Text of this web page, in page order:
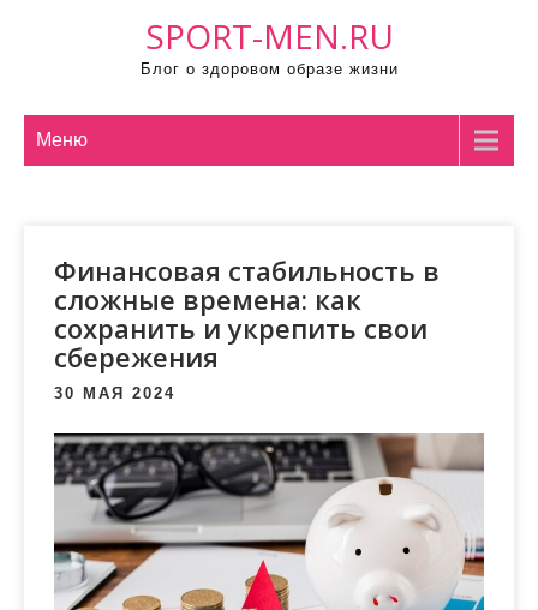
SPORT-MEN.RU
Блог о здоровом образе жизни
Меню
Финансовая стабильность в
сложные времена: как
сохранить и укрепить свои
сбережения
30 МАЯ 2024